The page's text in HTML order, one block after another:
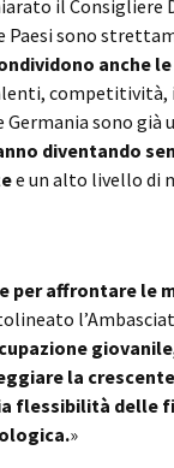
il Consigliere
sono
anche
competitività,
Germania sono già
diventando
e un alto livello di
per affrontare le
la
flessibilità delle
»